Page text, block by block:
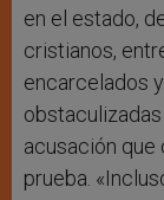
en el estado,
cristianos,
encarcelados
acusación que
prueba.